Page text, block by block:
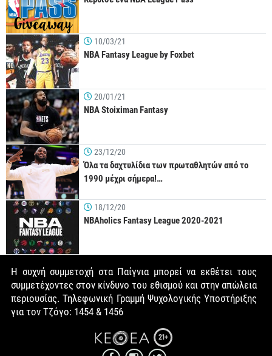
10/03/21
NBA Fantasy League by Foxbet
20/01/21
NBA Stoiximan Fantasy
23/12/20
Όλα τα δαχτυλίδια των πρωταθλητών από το
1990 μέχρι σήμερα!…
18/12/20
NBAholics Fantasy League 2020-2021
Η συχνή συμμετοχή στα Παίγνια μπορεί να εκθέτει τους
συμμετέχοντες στον κίνδυνο του εθισμού και στην απώλεια
περιουσίας. Τηλεφωνική Γραμμή Ψυχολογικής Υποστήριξης
για τον Τζόγο: 1454 & 1456
21+